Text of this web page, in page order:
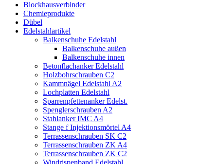
Blockhausverbinder
Chemieprodukte
Dübel
Edelstahlartikel
Balkenschuhe Edelstahl
Balkenschuhe außen
Balkenschuhe innen
Betonflachanker Edelstahl
Holzbohrschrauben C2
Kammnägel Edelstahl A2
Lochplatten Edelstahl
Sparrenpfettenanker Edelst.
Spenglerschrauben A2
Stahlanker IMC A4
Stange f Injektionsmörtel A4
Terrassenschrauben SK C2
Terrassenschrauben ZK A4
Terrassenschrauben ZK C2
Windrispenband Edelstahl